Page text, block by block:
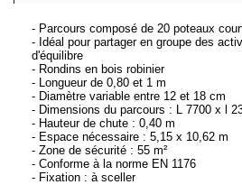
- Parcours composé de 20 poteaux
- Idéal pour partager en groupe des
d'équilibre
- Rondins en bois robinier
- Longueur de 0,80 et 1 m
- Diamètre variable entre 12 et 18 cm
- Dimensions du parcours : L 7700 x l
- Hauteur de chute : 0,40 m
- Espace nécessaire : 5,15 x 10,62 m
- Zone de sécurité : 55 m²
- Conforme à la norme EN 1176
- Fixation : à sceller